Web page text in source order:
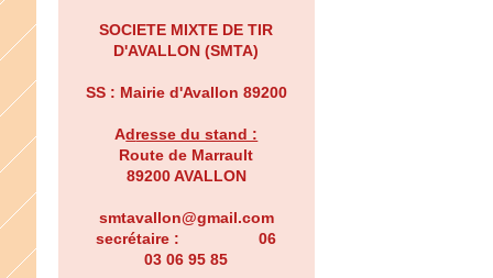
SOCIETE MIXTE DE TIR
D'AVALLON (SMTA)
SS : Mairie d'Avallon 89200
Adresse du stand :
Route de Marrault
89200 AVALLON
smtavallon@gmail.com
secrétaire : 06
03 06 95 85